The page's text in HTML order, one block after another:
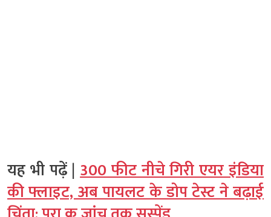
यह भी पढ़ें |300 फीट नीचे गिरी एयर इंडिया
की फ्लाइट, अब पायलट के डोप टेस्ट ने बढ़ाई